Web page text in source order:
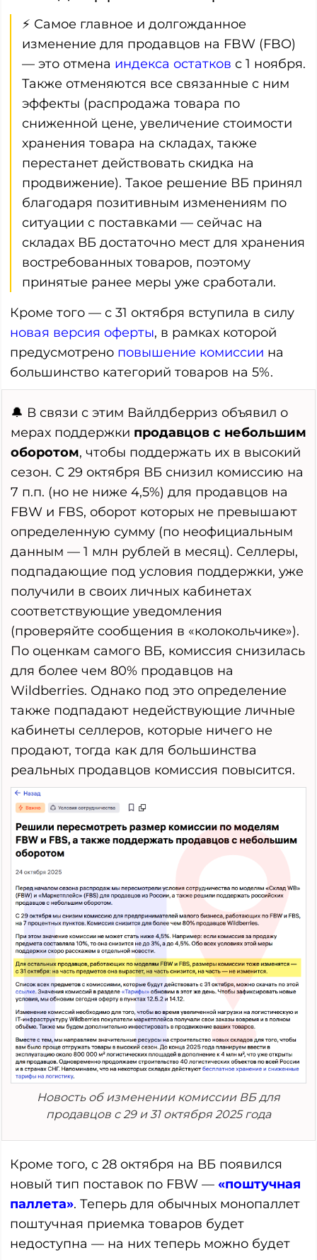
⚡ Самое главное и долгожданное
изменение для продавцов на FBW (FBO)
— это отмена индекса остатков с 1 ноября.
Также отменяются все связанные с ним
эффекты (распродажа товара по
сниженной цене, увеличение стоимости
хранения товара на складах, также
перестанет действовать скидка на
продвижение). Такое решение ВБ принял
благодаря позитивным изменениям по
ситуации с поставками — сейчас на
складах ВБ достаточно мест для хранения
востребованных товаров, поэтому
принятые ранее меры уже сработали.
Кроме того — с 31 октября вступила в силу
новая версия оферты, в рамках которой
предусмотрено повышение комиссии на
большинство категорий товаров на 5%.
🔔 В связи с этим Вайлдберриз объявил о
мерах поддержки продавцов с небольшим
оборотом, чтобы поддержать их в высокий
сезон. С 29 октября ВБ снизил комиссию на
7 п.п. (но не ниже 4,5%) для продавцов на
FBW и FBS, оборот которых не превышают
определенную сумму (по неофициальным
данным — 1 млн рублей в месяц). Селлеры,
подпадающие под условия поддержки, уже
получили в своих личных кабинетах
соответствующие уведомления
(проверяйте сообщения в «колокольчике»).
По оценкам самого ВБ, комиссия снизилась
для более чем 80% продавцов на
Wildberries. Однако под это определение
также подпадают недействующие личные
кабинеты селлеров, которые ничего не
продают, тогда как для большинства
реальных продавцов комиссия повысится.
Новость об изменении комиссии ВБ для
продавцов с 29 и 31 октября 2025 года
Кроме того, с 28 октября на ВБ появился
новый тип поставок по FBW — «поштучная
паллета». Теперь для обычных монопаллет
поштучная приемка товаров будет
недоступна — на них теперь можно будет